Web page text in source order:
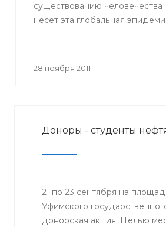
существованию человечества
несет эта глобальная
28 ноября 2011
Доноры - студенты
21 по 23 сентября на
Уфимского
донорская акция. Целью